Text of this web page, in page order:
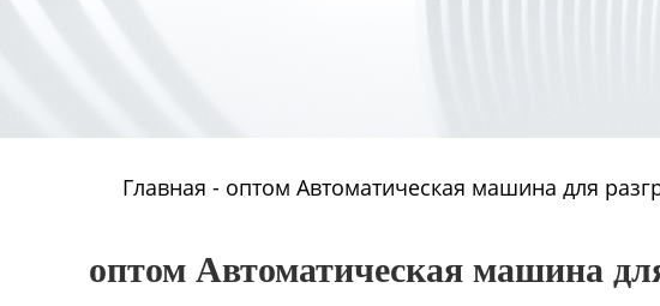
Главная - оптом Автоматическая машина для
оптом Автоматическая машина